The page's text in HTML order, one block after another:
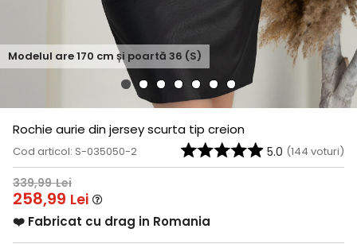
Modelul are170 cm și poartă 36 (S)
Rochie aurie din jersey scurta tip creion
Cod articol: S-035050-2 5.0 (144 voturi)
339,99 Lei
258,99 Lei
❤️ Fabricat cu drag in Romania